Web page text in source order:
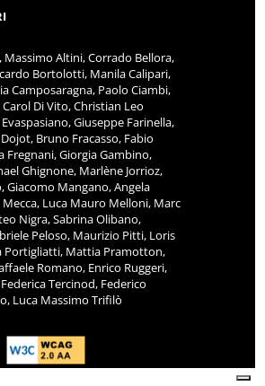
Massimo Altini, Corrado Bellora,
Bortolotti, Manila Calipari,
Camposaragna, Paolo Ciambi,
Di Vito, Christian Leo
Giuseppe Farinella,
Bruno Fracasso, Fabio
Fregnani, Giorgia Gambino,
Ghignone, Marlène Jorrioz,
Giacomo Mangano, Angela
Luca Mauro Melloni, Marc
Nigra, Sabrina Olibano,
Peloso, Maurizio Pitti, Loris
Portigliatti, Mattia Pramotton,
Romano, Enrico Ruggeri,
Tercinod, Federico
Luca Massimo Trifilò